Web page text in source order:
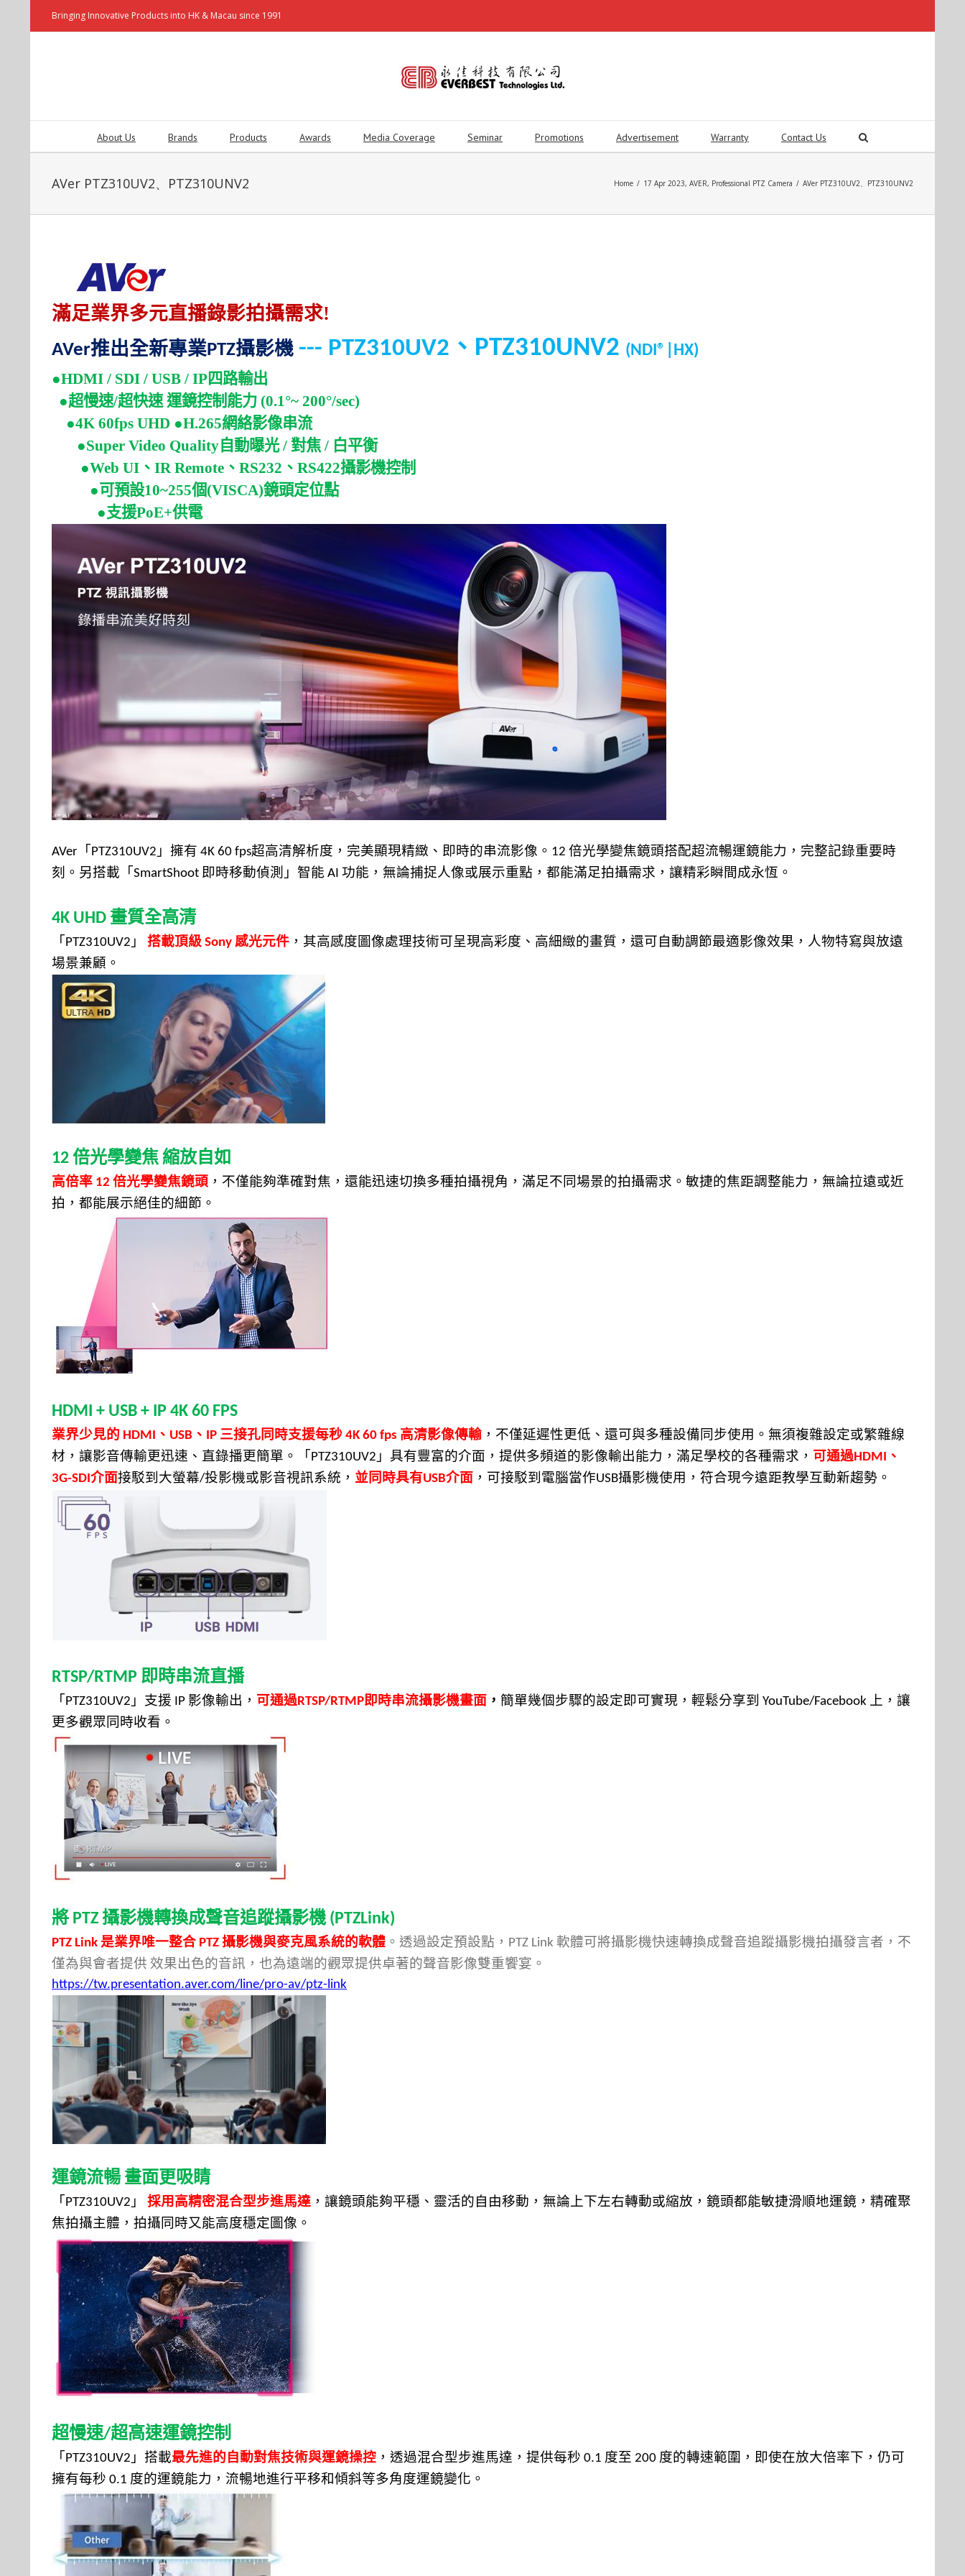
Bringing Innovative Products into HK & Macau since 1991
About Us Brands Products Awards Media Coverage Seminar Promotions Advertisement Warranty Contact Us
AVer PTZ310UV2、PTZ310UNV2 Home / 17 Apr 2023, AVER, Professional PTZ Camera / AVer PTZ310UV2、PTZ310UNV2
滿足業界多元直播錄影拍攝需求!
AVer推出全新專業PTZ攝影機 --- PTZ310UV2 、 PTZ310UNV2 (NDI®|HX)
●HDMI / SDI / USB / IP四路輸出
●超慢速/超快速 運鏡控制能力 (0.1°~ 200°/sec)
●4K 60fps UHD ●H.265網絡影像串流
●Super Video Quality自動曝光/ 對焦/ 白平衡
●Web UI 、 IR Remote 、 RS232 、 RS422攝影機控制
●可預設10~255個(VISCA)鏡頭定位點
●支援PoE+供電
AVer 「 PTZ310UV2 」 擁有 4K 60 fps超高清解析度，完美顯現精緻、即時的串流影像。 12 倍光學變焦鏡頭搭配超流暢運鏡能力，完整記錄重要時
刻。另搭載「 SmartShoot 即時移動偵測」智能 AI 功能，無論捕捉人像或展示重點，都能滿足拍攝需求，讓精彩瞬間成永恆。
4K UHD 畫質全高清
「 PTZ310UV2 」 搭載頂級 Sony 感光元件 ，其高感度圖像處理技術可呈現高彩度、高細緻的畫質，還可自動調節最適影像效果，人物特寫與放遠
場景兼顧。
12 倍光學變焦 縮放自如
高倍率 12 倍光學變焦鏡頭 ，不僅能夠準確對焦，還能迅速切換多種拍攝視角，滿足不同場景的拍攝需求。敏捷的焦距調整能力，無論拉遠或近
拍，都能展示絕佳的細節。
HDMI + USB + IP 4K 60 FPS
業界少見的 HDMI 、 USB 、 IP 三接孔同時支援每秒 4K 60 fps 高清影像傳輸 ，不僅延遲性更低、還可與多種設備同步使用。無須複雜設定或繁雜線
材，讓影音傳輸更迅速、直錄播更簡單。
「 PTZ310UV2 」 具有豐富的介面 ， 提供多頻道的影像輸出能力 ， 滿足學校的各種需求 ， 可通過HDMI 、
3G-SDI介面接駁到大螢幕/投影機或影音視訊系統， 並同時具有USB介面 ， 可接駁到電腦當作USB攝影機使用 ， 符合現今遠距教學互動新趨勢 。
RTSP/RTMP 即時串流直播
「 PTZ310UV2 」 支援 IP 影像輸出， 可通過RTSP/RTMP即時串流攝影機畫面 ， 簡單幾個步驟的設定即可實現 ， 輕鬆分享到 YouTube/Facebook 上， 讓
更多觀眾同時收看 。
將 PTZ 攝影機轉換成聲音追蹤攝影機(PTZLink)
PTZ Link 是業界唯一整合 PTZ 攝影機與麥克風系統的軟體 。透過設定預設點， PTZ Link 軟體可將攝影機快速轉換成聲音追蹤攝影機拍攝發言者，不
僅為與會者提供 效果出色的音訊，也為遠端的觀眾提供卓著的聲音影像雙重饗宴。
https://tw.presentation.aver.com/line/pro-av/ptz-link
運鏡流暢 畫面更吸睛
「 PTZ310UV2 」 採用高精密混合型步進馬達 ，讓鏡頭能夠平穩、靈活的自由移動，無論上下左右轉動或縮放，鏡頭都能敏捷滑順地運鏡，精確聚
焦拍攝主體，拍攝同時又能高度穩定圖像。
超慢速/超高速運鏡控制
「 PTZ310UV2 」 搭載最先進的自動對焦技術與運鏡操控 ，透過混合型步進馬達，提供每秒 0.1 度至 200 度的轉速範圍，即使在放大倍率下，仍可
擁有每秒 0.1 度的運鏡能力，流暢地進行平移和傾斜等多角度運鏡變化。